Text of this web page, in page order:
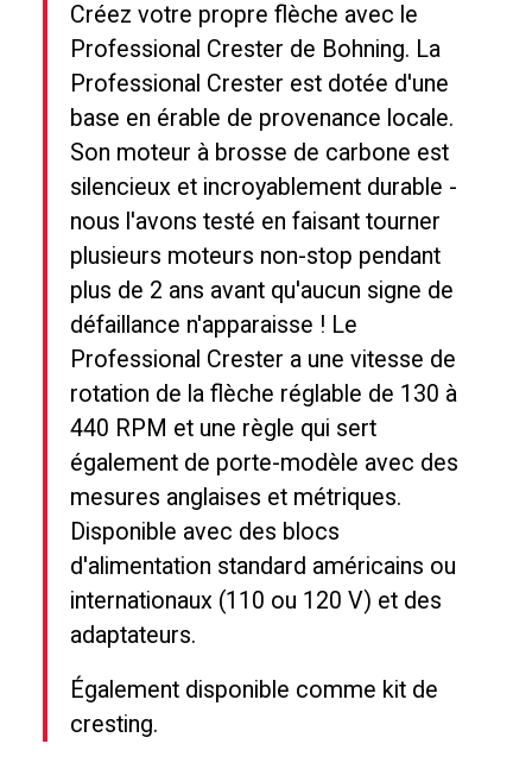
Créez votre propre flèche avec le
Professional Crester de Bohning. La
Professional Crester est dotée d'une
base en érable de provenance locale.
Son moteur à brosse de carbone est
silencieux et incroyablement durable -
nous l'avons testé en faisant tourner
plusieurs moteurs non-stop pendant
plus de 2 ans avant qu'aucun signe de
défaillance n'apparaisse ! Le
Professional Crester a une vitesse de
rotation de la flèche réglable de 130 à
440 RPM et une règle qui sert
également de porte-modèle avec des
mesures anglaises et métriques.
Disponible avec des blocs
d'alimentation standard américains ou
internationaux (110 ou 120 V) et des
adaptateurs.
Également disponible comme kit de
cresting.